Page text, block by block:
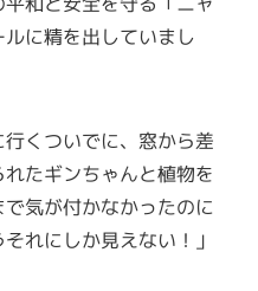
に精を出していまし
くついでに、窓から差
たギンちゃんと植物を
気が付かなかったのに
れにしか見えない！」